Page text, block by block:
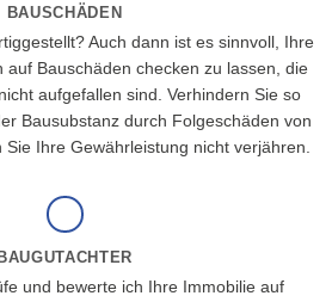
BAUSCHÄDEN
Auch dann ist es sinnvoll, Ihre
auf Bauschäden checken zu lassen, die
aufgefallen sind. Verhindern Sie so
Bausubstanz durch Folgeschäden von
Ihre Gewährleistung nicht verjähren.
BAUGUTACHTER
und bewerte ich Ihre Immobilie auf